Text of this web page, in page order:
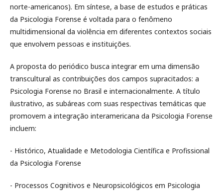
norte-americanos). Em síntese, a base de estudos e práticas
da Psicologia Forense é voltada para o fenômeno
multidimensional da violência em diferentes contextos sociais
que envolvem pessoas e instituições.
A proposta do periódico busca integrar em uma dimensão
transcultural as contribuições dos campos supracitados: a
Psicologia Forense no Brasil e internacionalmente. A título
ilustrativo, as subáreas com suas respectivas temáticas que
promovem a integração interamericana da Psicologia Forense
incluem:
- Histórico, Atualidade e Metodologia Científica e Profissional
da Psicologia Forense
- Processos Cognitivos e Neuropsicológicos em Psicologia